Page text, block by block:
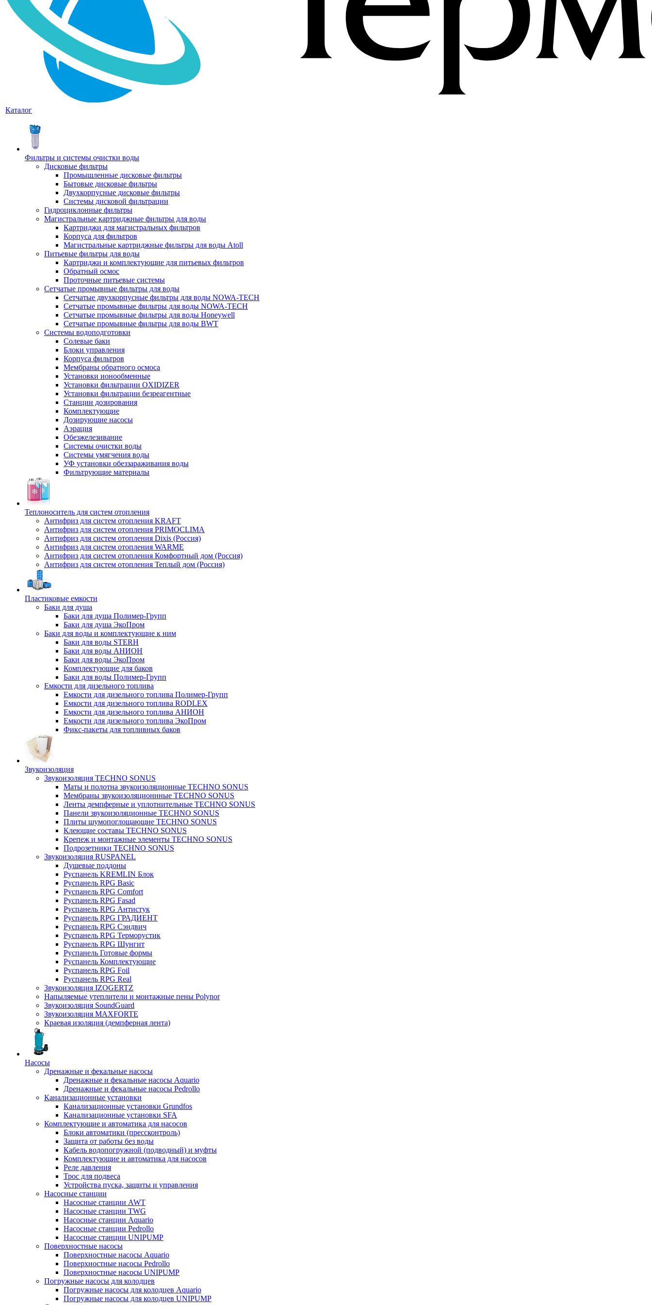
Каталог
Фильтры и системы очистки воды
Дисковые фильтры
Промышленные дисковые фильтры
Бытовые дисковые фильтры
Двухкорпусные дисковые фильтры
Системы дисковой фильтрации
Гидроциклонные фильтры
Магистральные картриджные фильтры для воды
Картриджи для магистральных фильтров
Корпуса для фильтров
Магистральные картриджные фильтры для воды Atoll
Питьевые фильтры для воды
Картриджи и комплектующие для питьевых фильтров
Обратный осмос
Проточные питьевые системы
Сетчатые промывные фильтры для воды
Сетчатые двухкорпусные фильтры для воды NOWA-TECH
Сетчатые промывные фильтры для воды NOWA-TECH
Сетчатые промывные фильтры для воды Honeywell
Сетчатые промывные фильтры для воды BWT
Системы водоподготовки
Солевые баки
Блоки управления
Корпуса фильтров
Мембраны обратного осмоса
Установки ионообменные
Установки фильтрации OXIDIZER
Установки фильтрации безреагентные
Станции дозирования
Комплектующие
Дозирующие насосы
Аэрация
Обезжелезивание
Системы очистки воды
Системы умягчения воды
УФ установки обеззараживания воды
Фильтрующие материалы
Теплоноситель для систем отопления
Антифриз для систем отопления KRAFT
Антифриз для систем отопления PRIMOCLIMA
Антифриз для систем отопления Dixis (Россия)
Антифриз для систем отопления WARME
Антифриз для систем отопления Комфортный дом (Россия)
Антифриз для систем отопления Теплый дом (Россия)
Пластиковые емкости
Баки для душа
Баки для душа Полимер-Групп
Баки для душа ЭкоПром
Баки для воды и комплектующие к ним
Баки для воды STERH
Баки для воды АНИОН
Баки для воды ЭкоПром
Комплектующие для баков
Баки для воды Полимер-Групп
Емкости для дизельного топлива
Емкости для дизельного топлива Полимер-Групп
Емкости для дизельного топлива RODLEX
Емкости для дизельного топлива АНИОН
Емкости для дизельного топлива ЭкоПром
Фикс-пакеты для топливных баков
Звукоизоляция
Звукоизоляция TECHNO SONUS
Маты и полотна звукоизоляционные TECHNO SONUS
Мембраны звукоизоляционнные TECHNO SONUS
Ленты демпферные и уплотнительные TECHNO SONUS
Панели звукоизоляционные TECHNO SONUS
Плиты шумопоглощающие TECHNO SONUS
Клеющие составы TECHNO SONUS
Крепеж и монтажные элементы TECHNO SONUS
Подрозетники TECHNO SONUS
Звукоизоляция RUSPANEL
Душевые поддоны
Руспанель KREMLIN Блок
Руспанель RPG Basic
Руспанель RPG Comfort
Руспанель RPG Fasad
Руспанель RPG Антистук
Руспанель RPG ГРАДИЕНТ
Руспанель RPG Сэндвич
Руспанель RPG Терморустик
Руспанель RPG Шунгит
Руспанель Готовые формы
Руспанель Комплектующие
Руспанель RPG Foil
Руспанель RPG Real
Звукоизоляция IZOGERTZ
Напыляемые утеплители и монтажные пены Polynor
Звукоизоляция SoundGuard
Звукоизоляция MAXFORTE
Краевая изоляция (демпферная лента)
Насосы
Дренажные и фекальные насосы
Дренажные и фекальные насосы Aquario
Дренажные и фекальные насосы Pedrollo
Канализационные установки
Канализационные установки Grundfos
Канализационные установки SFA
Комплектующие и автоматика для насосов
Блоки автоматики (прессконтроль)
Защита от работы без воды
Кабель водопогружной (подводный) и муфты
Комплектующие и автоматика для насосов
Реле давления
Трос для подвеса
Устройства пуска, защиты и управления
Насосные станции
Насосные станции AWT
Насосные станции TWG
Насосные станции Aquario
Насосные станции Pedrollo
Насосные станции UNIPUMP
Поверхностные насосы
Поверхностные насосы Aquario
Поверхностные насосы Pedrollo
Поверхностные насосы UNIPUMP
Погружные насосы для колодцев
Погружные насосы для колодцев Aquario
Погружные насосы для колодцев UNIPUMP